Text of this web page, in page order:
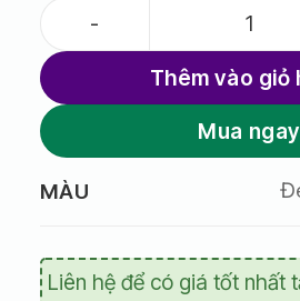
Thêm vào giỏ
Mua ngay
MÀU
Liên hệ để có giá tốt nhất